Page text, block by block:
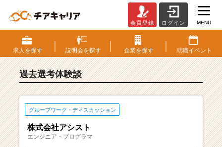
S・
選
考
験
覧
ベ
ン
会員登録 ログイン MENU
求人を探す 説明会を探す 企業を探す 就職イベント
過去選考体験談
グループワーク・ディスカッション
株式会社アシスト
エンジニア・プログラマ